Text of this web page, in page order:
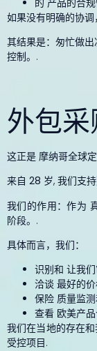
如果没有明确的协
其结果是：匆忙做
控制。.
外包
这正是 摩纳哥全球
来自 28 岁, 我们支
我们的作用：作为
阶段。.
具体而言，我们：
识别和 让我
洽谈 最好的
保险 质量监
查看 欧美产
我们在当地的存在
受控项目.